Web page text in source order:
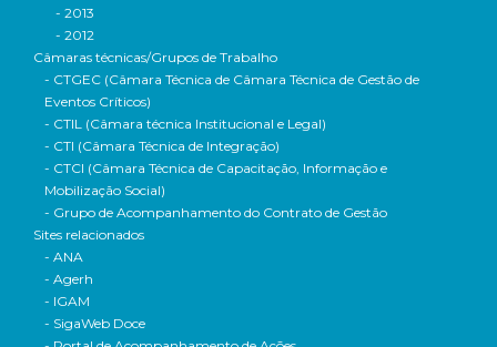
- 2013
- 2012
Câmaras técnicas/Grupos de Trabalho
- CTGEC (Câmara Técnica de Câmara Técnica de Gestão de
Eventos Críticos)
- CTIL (Câmara técnica Institucional e Legal)
- CTI (Câmara Técnica de Integração)
- CTCI (Câmara Técnica de Capacitação, Informação e
Mobilização Social)
- Grupo de Acompanhamento do Contrato de Gestão
Sites relacionados
- ANA
- Agerh
- IGAM
- SigaWeb Doce